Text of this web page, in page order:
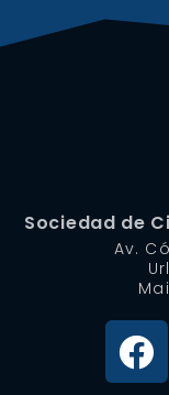
Sociedad de
Av.